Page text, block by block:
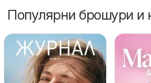
Популярни брошури и